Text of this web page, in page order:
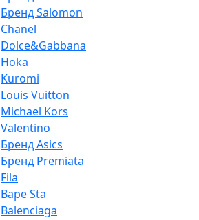
Бренд Salomon
Chanel
Dolce&Gabbana
Hoka
Kuromi
Louis Vuitton
Michael Kors
Valentino
Бренд Asics
Бренд Premiata
Fila
Bape Sta
Balenciaga